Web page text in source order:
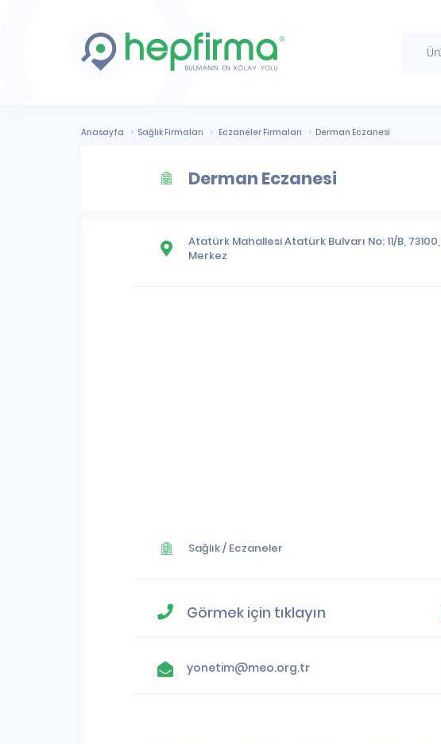
Anasayfa Sağlık Firmaları Eczaneler Firmaları Derman Eczanesi
Derman Eczanesi
Atatürk MahallesiAtatürk Bulvarı No: 11/B, 73100,
Merkez
Sağlık/ Eczaneler
Görmek için tıklayın
yonetim@meo.org.tr